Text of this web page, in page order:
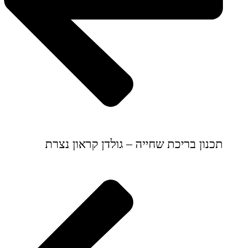
תכנון בריכת שחייה – גולדן קראון נצרת